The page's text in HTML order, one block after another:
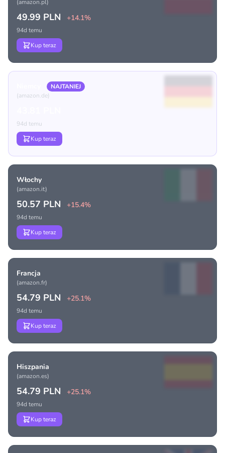
(amazon.pl)
49.99 PLN +14.1%
94d temu
Kup teraz
NAJTANIEJ
(amazon.de)
94d temu
Kup teraz
Włochy
(amazon.it)
50.57 PLN +15.4%
94d temu
Kup teraz
Francja
(amazon.fr)
54.79 PLN +25.1%
94d temu
Kup teraz
Hiszpania
(amazon.es)
54.79 PLN +25.1%
94d temu
Kup teraz